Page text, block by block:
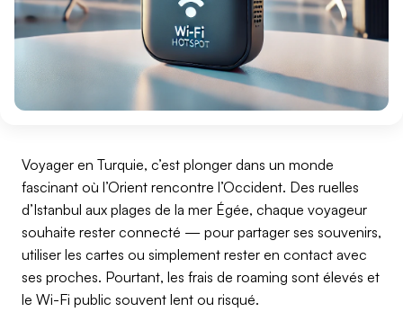
Voyager en Turquie, c’est plonger dans un monde
fascinant où l’Orient rencontre l’Occident. Des ruelles
d’Istanbul aux plages de la mer Égée, chaque voyageur
souhaite rester connecté — pour partager ses souvenirs,
utiliser les cartes ou simplement rester en contact avec
ses proches. Pourtant, les frais de roaming sont élevés et
le Wi-Fi public souvent lent ou risqué.